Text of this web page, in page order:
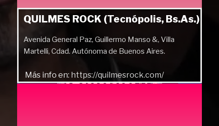
QUILMES ROCK (Tecnópolis, Bs.As.)
Avenida General Paz, Guillermo Manso &, Villa
Martelli, Cdad. Autónoma de Buenos Aires.
Más info en: https://quilmesrock.com/